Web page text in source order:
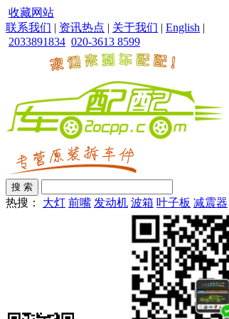
收藏网站
联系我们 | 资讯热点 | 关于我们 | English |
2033891834 020-3613 8599
热搜： 大灯 前嘴 发动机 波箱 叶子板 减震器